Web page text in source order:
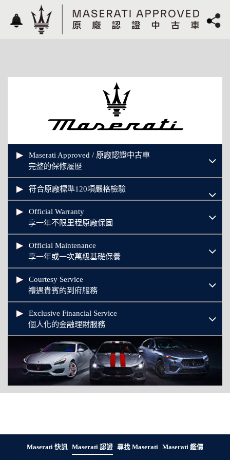
Maserati Approved / 原廠認證中古車
完整的保修履歷
符合原廠標準120項嚴格檢驗
Official Warranty
享一年不限里程原廠保固
Official Maintenance
享一年或一次萬級基礎保養
Courtesy Service
禮遇貴賓的到府服務
Exclusive Financial Service
個人化的金融理財服務
Maserati 快訊 Maserati 認證 尋找 Maserati Maserati 鑑價